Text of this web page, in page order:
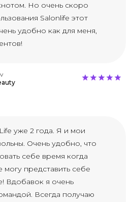
Но очень скоро
Salonlife этот
удобно как для меня,
уже 2 года. Я и мои
Очень удобно, что
себе время когда
могу представить себе
Вдобавок я очень
Всегда получаю